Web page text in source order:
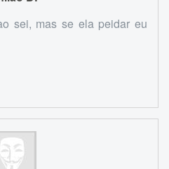
sei, mas se ela peidar eu